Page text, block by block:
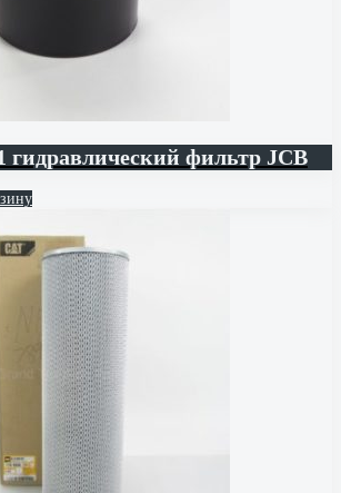
гидравлический фильтр JCB